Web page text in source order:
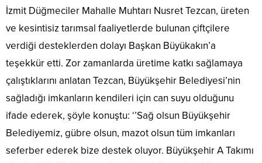
İzmit Düğmeciler Mahalle Muhtarı Nusret Tezcan, üreten
ve kesintisiz tarımsal faaliyetlerde bulunan çiftçilere
verdiği desteklerden dolayı Başkan Büyükakın’a
teşekkür etti. Zor zamanlarda üretime katkı sağlamaya
çalıştıklarını anlatan Tezcan, Büyükşehir Belediyesi’nin
sağladığı imkanların kendileri için can suyu olduğunu
ifade ederek, şöyle konuştu: ‘’Sağ olsun Büyükşehir
Belediyemiz, gübre olsun, mazot olsun tüm imkanları
seferber ederek bize destek oluyor. Büyükşehir A Takımı